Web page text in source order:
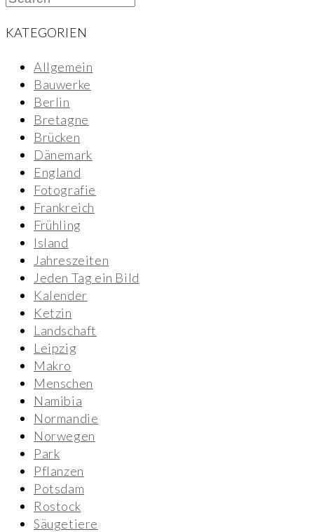
KATEGORIEN
Allgemein
Bauwerke
Berlin
Bretagne
Brücken
Dänemark
England
Fotografie
Frankreich
Frühling
Island
Jahreszeiten
Jeden Tag ein Bild
Kalender
Ketzin
Landschaft
Leipzig
Makro
Menschen
Namibia
Normandie
Norwegen
Park
Pflanzen
Potsdam
Rostock
Säugetiere